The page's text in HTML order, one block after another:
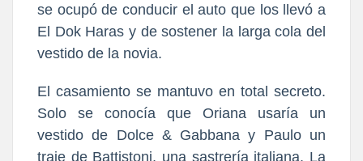
se ocupó de conducir el auto que los llevó a
El Dok Haras y de sostener la larga cola del
vestido de la novia.
El casamiento se mantuvo en total secreto.
Solo se conocía que Oriana usaría un
vestido de Dolce & Gabbana y Paulo un
traje de Battistoni, una sastrería italiana. La